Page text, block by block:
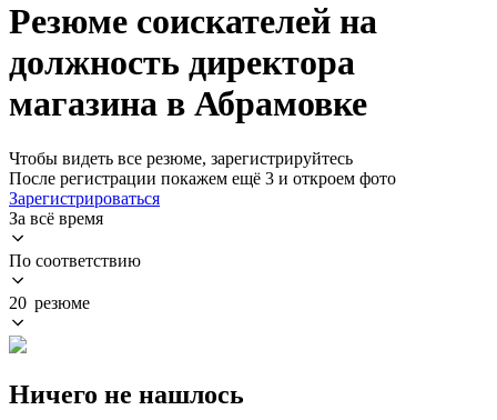
Резюме соискателей на
должность директора
магазина в Абрамовке
Чтобы видеть все резюме, зарегистрируйтесь
После регистрации покажем ещё 3 и откроем фото
Зарегистрироваться
За всё время
По соответствию
20 резюме
Ничего не нашлось